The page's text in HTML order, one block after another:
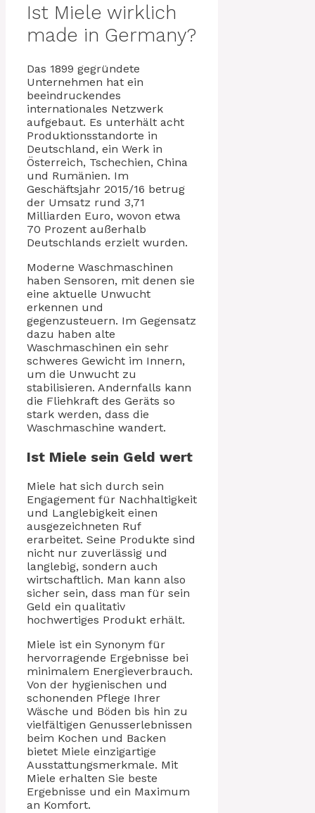
Ist Miele wirklich
made in Germany?
Das 1899 gegründete
Unternehmen hat ein
beeindruckendes
internationales Netzwerk
aufgebaut. Es unterhält acht
Produktionsstandorte in
Deutschland, ein Werk in
Österreich, Tschechien, China
und Rumänien. Im
Geschäftsjahr 2015/16 betrug
der Umsatz rund 3,71
Milliarden Euro, wovon etwa
70 Prozent außerhalb
Deutschlands erzielt wurden.
Moderne Waschmaschinen
haben Sensoren, mit denen sie
eine aktuelle Unwucht
erkennen und
gegenzusteuern. Im Gegensatz
dazu haben alte
Waschmaschinen ein sehr
schweres Gewicht im Innern,
um die Unwucht zu
stabilisieren. Andernfalls kann
die Fliehkraft des Geräts so
stark werden, dass die
Waschmaschine wandert.
Ist Miele sein Geld wert
Miele hat sich durch sein
Engagement für Nachhaltigkeit
und Langlebigkeit einen
ausgezeichneten Ruf
erarbeitet. Seine Produkte sind
nicht nur zuverlässig und
langlebig, sondern auch
wirtschaftlich. Man kann also
sicher sein, dass man für sein
Geld ein qualitativ
hochwertiges Produkt erhält.
Miele ist ein Synonym für
hervorragende Ergebnisse bei
minimalem Energieverbrauch.
Von der hygienischen und
schonenden Pflege Ihrer
Wäsche und Böden bis hin zu
vielfältigen Genusserlebnissen
beim Kochen und Backen
bietet Miele einzigartige
Ausstattungsmerkmale. Mit
Miele erhalten Sie beste
Ergebnisse und ein Maximum
an Komfort.